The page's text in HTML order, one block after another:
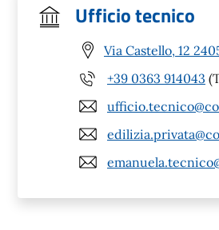
Ufficio tecnico
Via Castello, 12
+39 0363 914043